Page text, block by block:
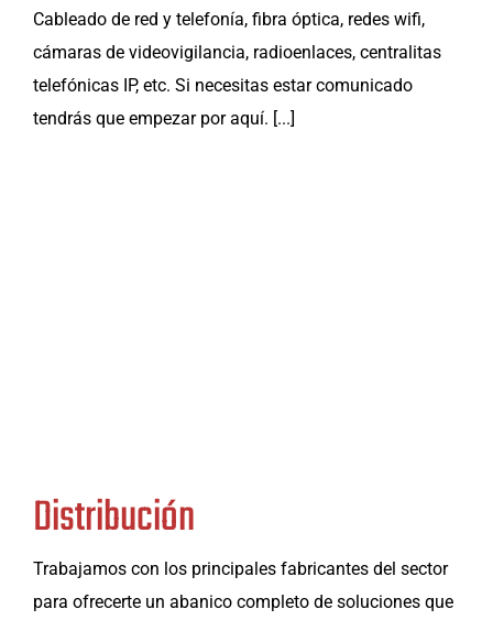
Cableado de red y telefonía, fibra óptica, redes wifi,
cámaras de videovigilancia, radioenlaces, centralitas
telefónicas IP, etc. Si necesitas estar comunicado
tendrás que empezar por aquí. [...]
Distribución
Trabajamos con los principales fabricantes del sector
para ofrecerte un abanico completo de soluciones que